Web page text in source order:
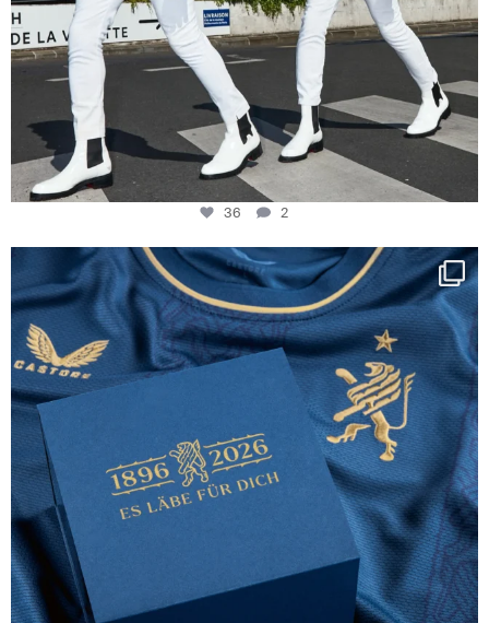
36 2
Happy Birthday FCZ
130 years filled ...
127
3